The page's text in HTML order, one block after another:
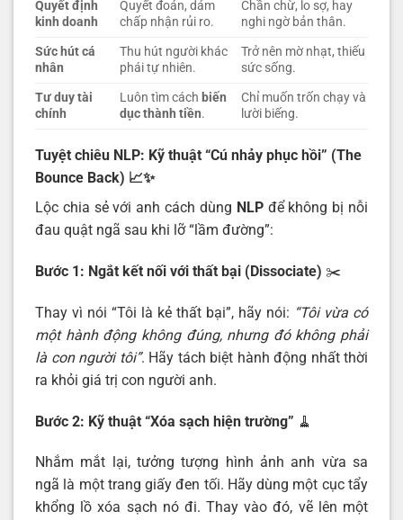
Quyết định
kinh doanh
Quyết đoán, dám
chấp nhận rủi ro.
Chần chừ, lo sợ, hay
nghi ngờ bản thân.
Sức hút cá
nhân
Thu hút người khác
phái tự nhiên.
Trở nên mờ nhạt, thiếu
sức sống.
Tư duy tài
chính
Luôn tìm cách biến
dục thành tiền.
Chỉ muốn trốn chạy và
lười biếng.
Tuyệt chiêu NLP: Kỹ thuật “Cú nhảy phục hồi” (The
Bounce Back) 📈✨
Lộc chia sẻ với anh cách dùng NLPđể không bị nỗi
đau quật ngã sau khi lỡ “lầm đường”:
Bước 1: Ngắt kết nối với thất bại (Dissociate) ✂️
Thay vì nói “Tôi là kẻ thất bại”, hãy nói: “Tôi vừa có
một hành động không đúng, nhưng đó không phải
là con người tôi”. Hãy tách biệt hành động nhất thời
ra khỏi giá trị con người anh.
Bước 2: Kỹ thuật “Xóa sạch hiện trường” 🧹
Nhắm mắt lại, tưởng tượng hình ảnh anh vừa sa
ngã là một trang giấy đen tối. Hãy dùng một cục tẩy
khổng lồ xóa sạch nó đi. Thay vào đó, vẽ lên một